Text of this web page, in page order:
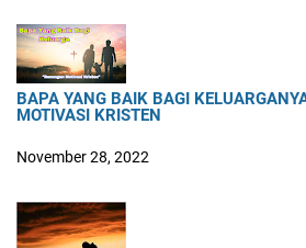
BAPA YANG BAIK BAGI
MOTIVASI KRISTEN
November 28, 2022